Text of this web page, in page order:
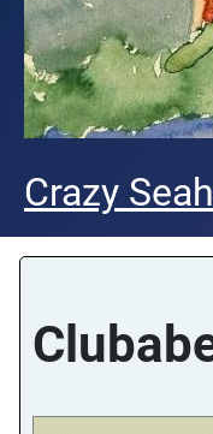
Crazy